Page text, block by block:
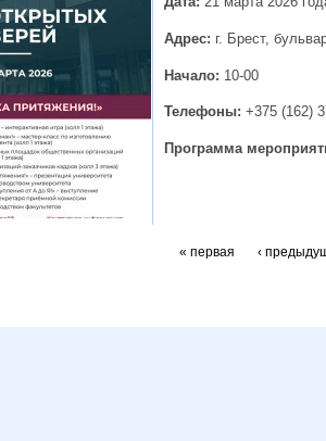
Адрес: г. Брест,
Начало: 10-00
Телефоны: +375 (162)
Программа
« первая ‹